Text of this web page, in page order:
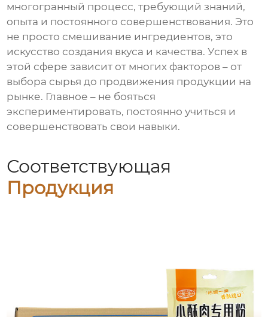
многогранный процесс, требующий знаний,
опыта и постоянного совершенствования. Это
не просто смешивание ингредиентов, это
искусство создания вкуса и качества. Успех в
этой сфере зависит от многих факторов – от
выбора сырья до продвижения продукции на
рынке. Главное – не бояться
экспериментировать, постоянно учиться и
совершенствовать свои навыки.
Соответствующая
Продукция